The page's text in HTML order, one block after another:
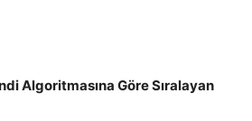
Algoritmasına Göre Sıralayan